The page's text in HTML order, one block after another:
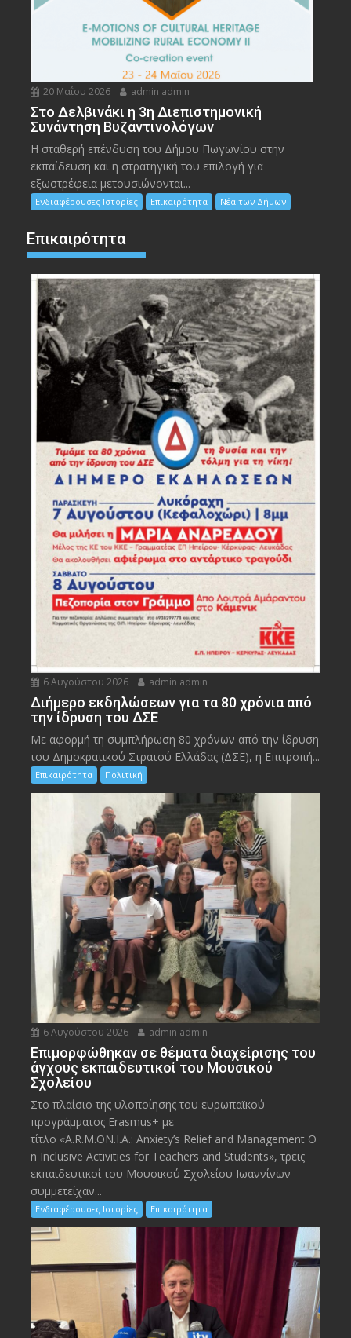
20 Μαΐου 2026 admin admin
Στο Δελβινάκι η 3η Διεπιστημονική
Συνάντηση Βυζαντινολόγων
Η σταθερή επένδυση του Δήμου Πωγωνίου στην
εκπαίδευση και η στρατηγική του επιλογή για
εξωστρέφεια μετουσιώνονται...
Ενδιαφέρουσες Ιστορίες Επικαιρότητα Νέα των Δήμων
Επικαιρότητα
6 Αυγούστου 2026 admin admin
Διήμερο εκδηλώσεων για τα 80 χρόνια από
την ίδρυση του ΔΣΕ
Με αφορμή τη συμπλήρωση 80 χρόνων από την ίδρυση
του Δημοκρατικού Στρατού Ελλάδας (ΔΣΕ), η Επιτροπή...
Επικαιρότητα Πολιτική
6 Αυγούστου 2026 admin admin
Eπιμορφώθηκαν σε θέματα διαχείρισης του
άγχους εκπαιδευτικοί του Μουσικού
Σχολείου
Στο πλαίσιο της υλοποίησης του ευρωπαϊκού
προγράμματος Erasmus+ με
τίτλο «A.R.M.ON.I.A.: Anxiety’s Relief and Management O
n Inclusive Activities for Teachers and Students», τρεις
εκπαιδευτικοί του Μουσικού Σχολείου Ιωαννίνων
συμμετείχαν...
Ενδιαφέρουσες Ιστορίες Επικαιρότητα